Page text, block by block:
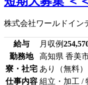
株式会社ワールドイン
給与 月収例
勤務地
高知県 香美
寮・社宅 あり（無料）
仕事内容 組立・加工 /